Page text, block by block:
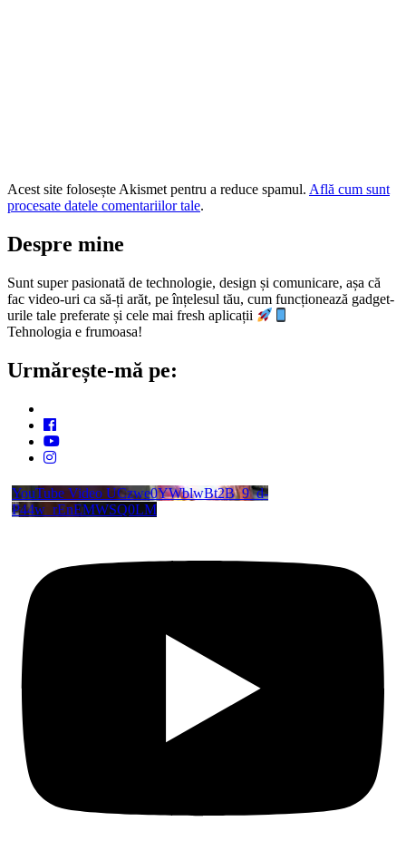
Acest site folosește Akismet pentru a reduce spamul. Află cum sunt
procesate datele comentariilor tale.
Despre mine
Sunt super pasionată de technologie, design și comunicare, așa că
fac video-uri ca să-ți arăt, pe înțelesul tău, cum funcționează gadget-
urile tale preferate și cele mai fresh aplicații
Tehnologia e frumoasa!
Urmărește-mă pe:
YouTube Video UCzwe0YWblwBt2B_9_d-
P44w_rEnEMWSQ0LM